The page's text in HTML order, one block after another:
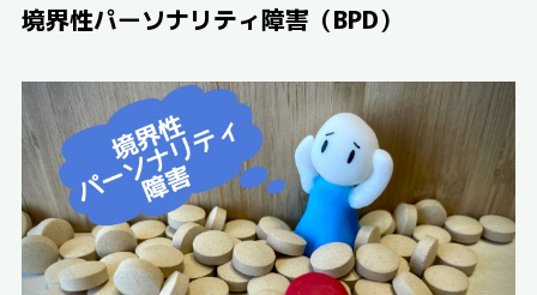
境界性パーソナリティ障害（BPD）